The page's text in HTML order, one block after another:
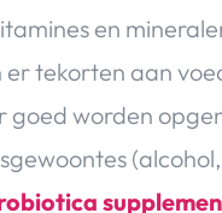
en
tekorten aan
goed worden